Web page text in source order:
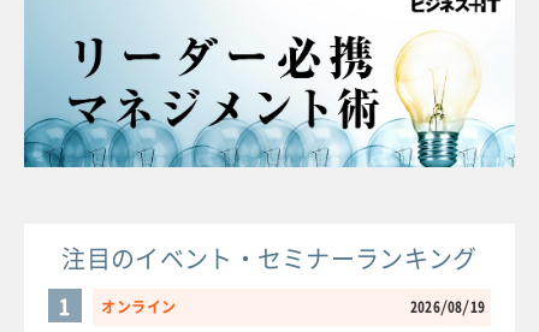
注目のイベント・セミナーランキング
オンライン 2026/08/19
1